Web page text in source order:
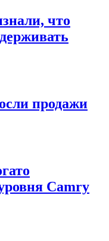
что
продажи
Camry